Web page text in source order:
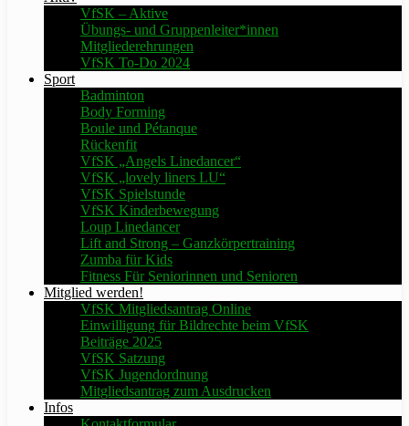
VfSK – Aktive
Übungs- und Gruppenleiter*innen
Mitgliederehrungen
VfSK To-Do 2024
Sport
Badminton
Body Forming
Boule und Pétanque
Rückenfit
VfSK „Angels Linedancer“
VfSK „lovely liners LU“
VfSK Spielstunde
VfSK Kinderbewegung
Loup Linedancer
Lift and Strong – Ganzkörpertraining
Zumba für Kids
Fitness Für Seniorinnen und Senioren
Mitglied werden!
VfSK Mitgliedsantrag Online
Einwilligung für Bildrechte beim VfSK
Beiträge 2025
VfSK Satzung
VfSK Jugendordnung
Mitgliedsantrag zum Ausdrucken
Infos